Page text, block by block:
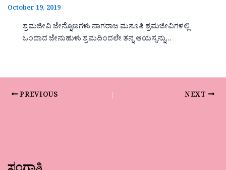
October 19, 2019
ಶ್ರಮಜೀವಿ ಜೇನ್ನೊಣಗಳು ನಾಗರಾಜ ಮಸೂತಿ ಶ್ರಮಜೀವಿಗಳಲ್ಲಿ
ಒಂದಾದ ಜೇನುಹುಳು ಶ್ರಮದಿಂದಲೇ ತನ್ನ ಆಯಸ್ಸನ್ನು…
PREVIOUS NEXT